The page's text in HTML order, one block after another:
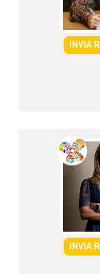
INVIA
INVIA